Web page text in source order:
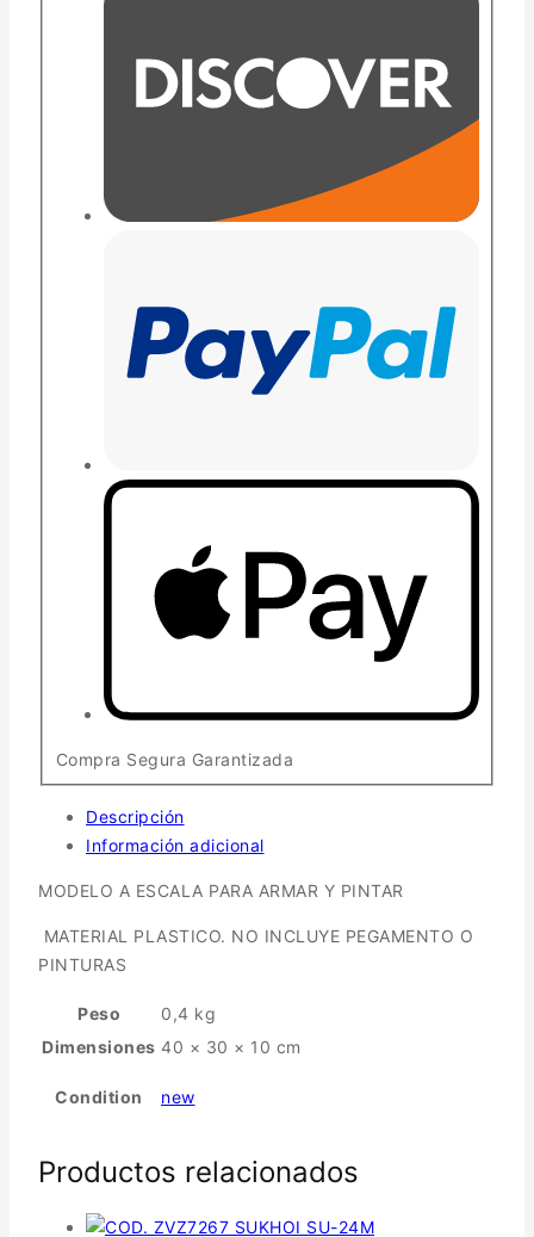
Compra Segura Garantizada
Descripción
Información adicional
MODELO A ESCALA PARA ARMAR Y PINTAR
MATERIAL PLASTICO. NO INCLUYE PEGAMENTO O
PINTURAS
Peso
0,4 kg
Dimensiones 40 × 30 × 10 cm
Condition new
Productos relacionados